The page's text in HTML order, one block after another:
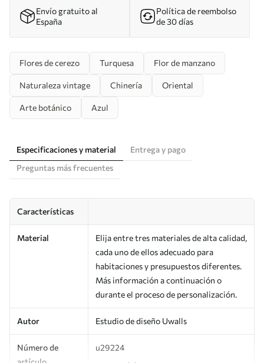
Envío gratuito al
España
Política de reembolso
de 30 días
Flores de cerezo Turquesa Flor de manzano
Naturaleza vintage Chinería Oriental
Arte botánico Azul
Especificaciones y material
Entrega y pago
Preguntas más frecuentes
Características
Material
Elija entre tres materiales de alta calidad,
cada uno de ellos adecuado para
habitaciones y presupuestos diferentes.
Más información a continuación o
durante el proceso de personalización.
Autor Estudio de diseño Uwalls
Número de
u29224